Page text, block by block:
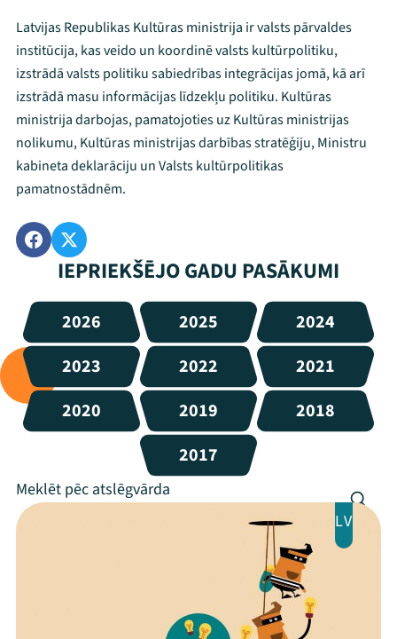
Latvijas Republikas Kultūras ministrija ir valsts pārvaldes
institūcija, kas veido un koordinē valsts kultūrpolitiku,
izstrādā valsts politiku sabiedrības integrācijas jomā, kā arī
izstrādā masu informācijas līdzekļu politiku. Kultūras
ministrija darbojas, pamatojoties uz Kultūras ministrijas
nolikumu, Kultūras ministrijas darbības stratēģiju, Ministru
kabineta deklarāciju un Valsts kultūrpolitikas
pamatnostādnēm.
IEPRIEKŠĒJO GADU PASĀKUMI
2026 2025
2024
2023
2022
2021
2020
2019
2018
2017
LV